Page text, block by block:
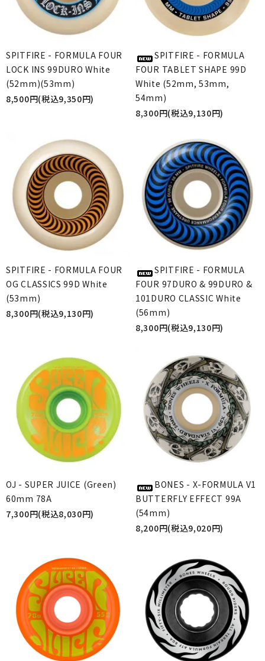
SPITFIRE - FORMULA FOUR
LOCK INS 99DURO White
(52mm)(53mm)
8,500円(税込9,350円)
SPITFIRE - FORMULA
FOUR TABLET SHAPE 99D
White (52mm, 53mm,
54mm)
8,300円(税込9,130円)
SPITFIRE - FORMULA FOUR
OG CLASSICS 99D White
(53mm)
8,300円(税込9,130円)
SPITFIRE - FORMULA
FOUR 97DURO & 99DURO &
101DURO CLASSIC White
(56mm)
8,300円(税込9,130円)
OJ - SUPER JUICE (Green)
60mm 78A
7,300円(税込8,030円)
BONES - X-FORMULA V1
BUTTERFLY EFFECT 99A
(54mm)
8,200円(税込9,020円)